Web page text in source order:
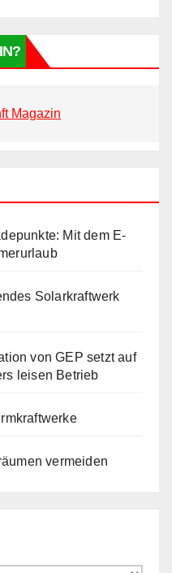
Magazin
Mit dem E-
Solarkraftwerk
von GEP setzt auf
leisen Betrieb
vermeiden